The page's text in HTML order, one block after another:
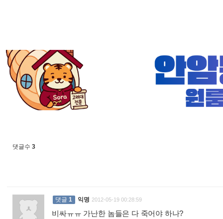
댓글수 3
댓글 1 익명 2012-05-19 00:28:59
비싸ㅠㅠ 가난한 놈들은 다 죽어야 하나?